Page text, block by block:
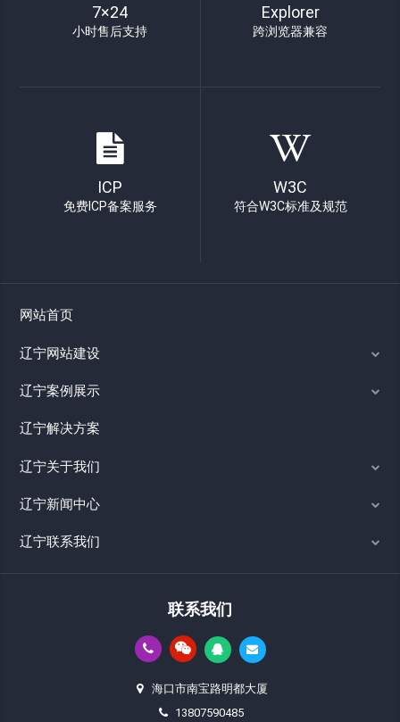
7×24
小时售后支持
Explorer
跨浏览器兼容
ICP
免费ICP备案服务
W3C
符合W3C标准及规范
网站首页
辽宁网站建设
辽宁案例展示
辽宁解决方案
辽宁关于我们
辽宁新闻中心
辽宁联系我们
联系我们
海口市南宝路明都大厦
13807590485